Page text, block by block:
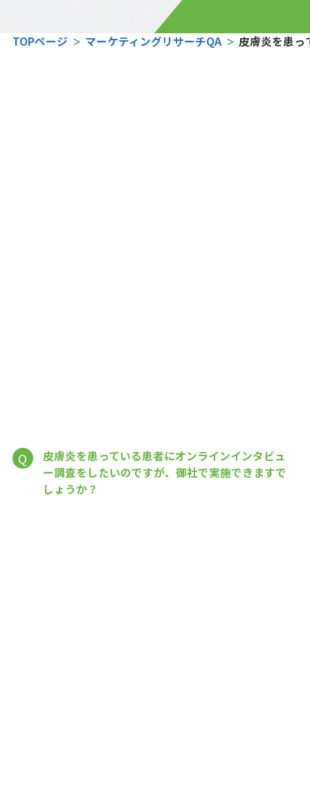
TOPページ マーケティングリサーチQA 皮膚炎を患っ
Q
皮膚炎を患っている患者にオンラインインタビュ
ー調査をしたいのですが、御社で実施できますで
しょうか？